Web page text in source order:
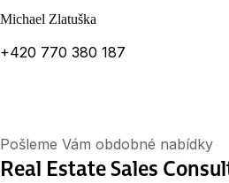
Michael Zlatuška
+420 770 380 187
Pošleme Vám obdobné nabídky
Real Estate Sales